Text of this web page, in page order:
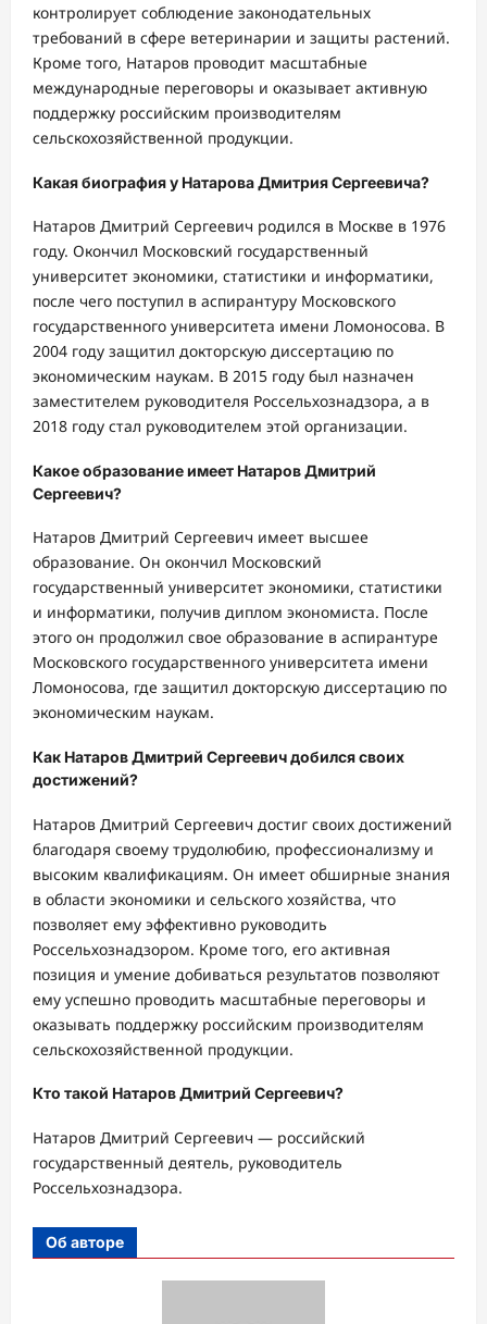
контролирует соблюдение законодательных
требований в сфере ветеринарии и защиты растений.
Кроме того, Натаров проводит масштабные
международные переговоры и оказывает активную
поддержку российским производителям
сельскохозяйственной продукции.
Какая биография у Натарова Дмитрия Сергеевича?
Натаров Дмитрий Сергеевич родился в Москве в 1976
году. Окончил Московский государственный
университет экономики, статистики и информатики,
после чего поступил в аспирантуру Московского
государственного университета имени Ломоносова. В
2004 году защитил докторскую диссертацию по
экономическим наукам. В 2015 году был назначен
заместителем руководителя Россельхознадзора, а в
2018 году стал руководителем этой организации.
Какое образование имеет Натаров Дмитрий
Сергеевич?
Натаров Дмитрий Сергеевич имеет высшее
образование. Он окончил Московский
государственный университет экономики, статистики
и информатики, получив диплом экономиста. После
этого он продолжил свое образование в аспирантуре
Московского государственного университета имени
Ломоносова, где защитил докторскую диссертацию по
экономическим наукам.
Как Натаров Дмитрий Сергеевич добился своих
достижений?
Натаров Дмитрий Сергеевич достиг своих достижений
благодаря своему трудолюбию, профессионализму и
высоким квалификациям. Он имеет обширные знания
в области экономики и сельского хозяйства, что
позволяет ему эффективно руководить
Россельхознадзором. Кроме того, его активная
позиция и умение добиваться результатов позволяют
ему успешно проводить масштабные переговоры и
оказывать поддержку российским производителям
сельскохозяйственной продукции.
Кто такой Натаров Дмитрий Сергеевич?
Натаров Дмитрий Сергеевич — российский
государственный деятель, руководитель
Россельхознадзора.
Об авторе